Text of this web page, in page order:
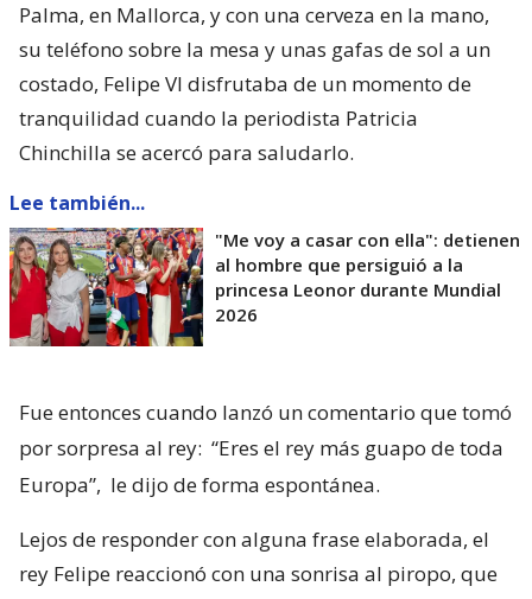
Palma, en Mallorca, y con una cerveza en la mano,
su teléfono sobre la mesa y unas gafas de sol a un
costado, Felipe VI disfrutaba de un momento de
tranquilidad cuando la periodista Patricia
Chinchilla se acercó para saludarlo.
Lee también...
"Me voy a casar con ella": detienen
al hombre que persiguió a la
princesa Leonor durante Mundial
2026
Fue entonces cuando lanzó un comentario que tomó
por sorpresa al rey: “Eres el rey más guapo de toda
Europa”, le dijo de forma espontánea.
Lejos de responder con alguna frase elaborada, el
rey Felipe reaccionó con una sonrisa al piropo, que